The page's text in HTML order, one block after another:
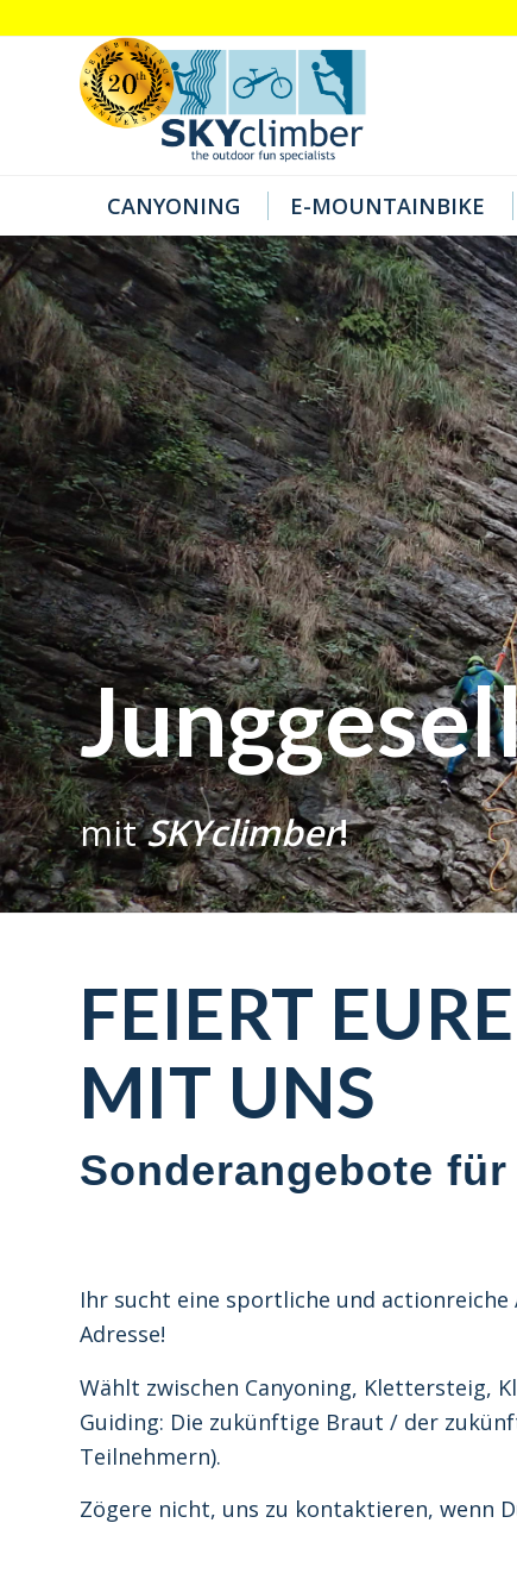
CANYONING E-MOUNTAINBIKE
mitSKYclimber!
FEIERT
MIT UNS
Sonderangebote
Ihr sucht eine sportliche und
Adresse!
Wählt zwischen Canyoning, Klettersteig,
Guiding: Die zukünftige Braut / der
Teilnehmern).
Zögere nicht, uns zu kontaktieren, wenn